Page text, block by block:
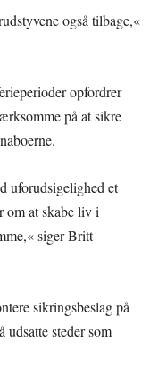
også tilbage,«
opfordrer
på at sikre
uforudsigelighed et
at skabe liv i
siger Britt
sikringsbeslag på
steder som